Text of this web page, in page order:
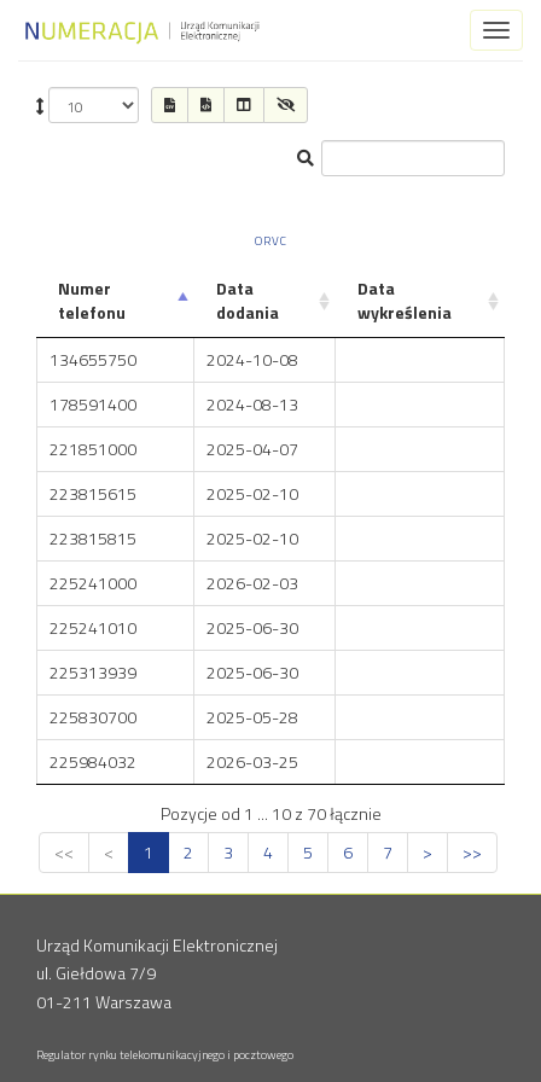
Toggle
ORVC
Numer
telefonu
Data
dodania
Data
wykreślenia
134655750
2024-10-08
178591400
2024-08-13
221851000
2025-04-07
223815615
2025-02-10
223815815
2025-02-10
225241000
2026-02-03
225241010
2025-06-30
225313939
2025-06-30
225830700
2025-05-28
225984032
2026-03-25
Pozycje od 1 ... 10 z 70 łącznie
<<
< 1 2 3 4 5 6 7 > >>
Urząd Komunikacji Elektronicznej
ul. Giełdowa 7/9
01-211 Warszawa
Regulator rynku telekomunikacyjnego i pocztowego